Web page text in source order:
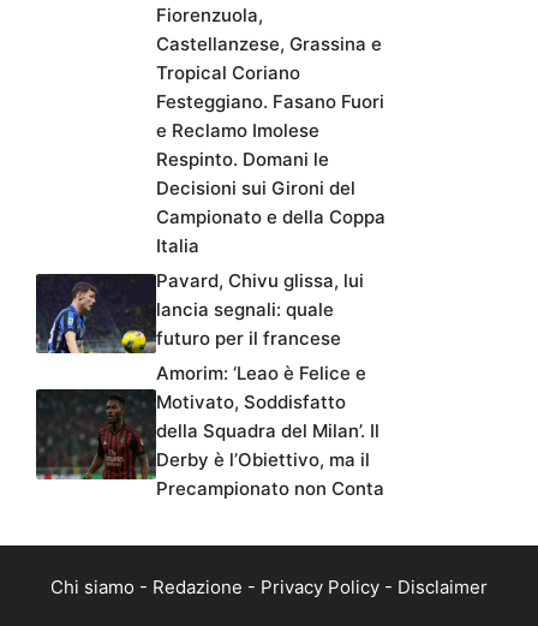
Fiorenzuola,
Castellanzese, Grassina e
Tropical Coriano
Festeggiano. Fasano Fuori
e Reclamo Imolese
Respinto. Domani le
Decisioni sui Gironi del
Campionato e della Coppa
Italia
Pavard, Chivu glissa, lui
lancia segnali: quale
futuro per il francese
Amorim: ‘Leao è Felice e
Motivato, Soddisfatto
della Squadra del Milan’. Il
Derby è l’Obiettivo, ma il
Precampionato non Conta
Chi siamo - Redazione - Privacy Policy - Disclaimer